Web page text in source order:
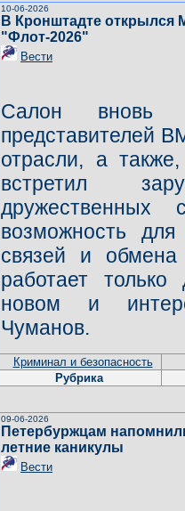
10-06-2026
В Кронштадте открылся
"Флот-2026"
Вести
Салон вновь
представителей
отрасли, а
встретил
дружественных
возможность
связей и
работает
новом и
Чуманов.
Криминал и безопасность
Рубрика
09-06-2026
Петербуржцам
летние каникулы
Вести